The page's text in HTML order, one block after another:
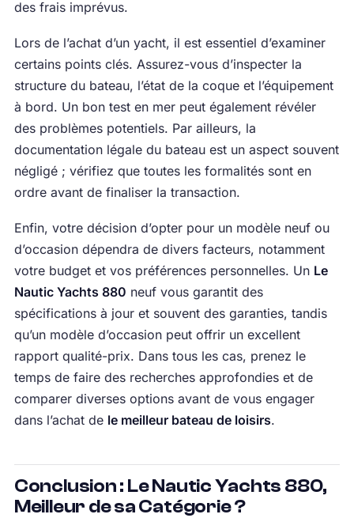
des frais imprévus.
Lors de l’achat d’un yacht, il est essentiel d’examiner
certains points clés. Assurez-vous d’inspecter la
structure du bateau, l’état de la coque et l’équipement
à bord. Un bon test en mer peut également révéler
des problèmes potentiels. Par ailleurs, la
documentation légale du bateau est un aspect souvent
négligé ; vérifiez que toutes les formalités sont en
ordre avant de finaliser la transaction.
Enfin, votre décision d’opter pour un modèle neuf ou
d’occasion dépendra de divers facteurs, notamment
votre budget et vos préférences personnelles. Un Le
Nautic Yachts 880 neuf vous garantit des
spécifications à jour et souvent des garanties, tandis
qu’un modèle d’occasion peut offrir un excellent
rapport qualité-prix. Dans tous les cas, prenez le
temps de faire des recherches approfondies et de
comparer diverses options avant de vous engager
dans l’achat de le meilleur bateau de loisirs.
Conclusion : Le Nautic Yachts 880,
Meilleur de sa Catégorie ?